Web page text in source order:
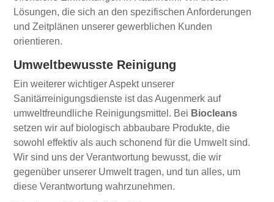
Lösungen, die sich an den spezifischen Anforderungen
und Zeitplänen unserer gewerblichen Kunden
orientieren.
Umweltbewusste Reinigung
Ein weiterer wichtiger Aspekt unserer
Sanitärreinigungsdienste ist das Augenmerk auf
umweltfreundliche Reinigungsmittel. Bei Biocleans
setzen wir auf biologisch abbaubare Produkte, die
sowohl effektiv als auch schonend für die Umwelt sind.
Wir sind uns der Verantwortung bewusst, die wir
gegenüber unserer Umwelt tragen, und tun alles, um
diese Verantwortung wahrzunehmen.